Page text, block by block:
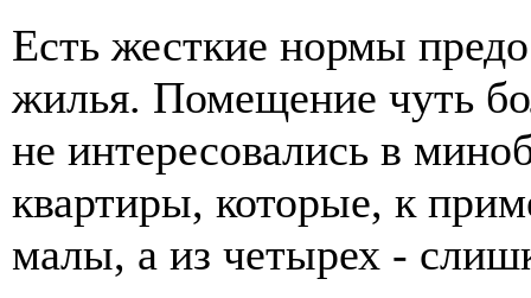
Есть жесткие нормы
жилья. Помещение чуть
не интересовались в
квартиры, которые, к
малы, а из четырех -